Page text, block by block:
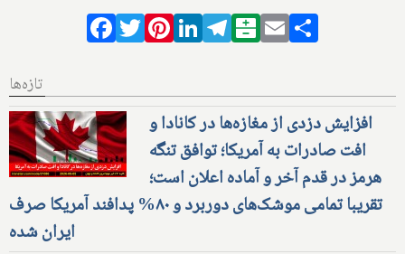
Facebook
TwitterPinterestLinkedIn
Telegram
Balatarin
Email
تازه‌ها
افزایش دزدی از مغازه‌ها در کانادا و
افت صادرات به آمریکا؛ توافق تنگه
هرمز در قدم آخر و آماده اعلان است؛
تقریبا تمامی موشک‌های دوربرد و ۸۰% پدافند آمریکا صرف
ایران شده